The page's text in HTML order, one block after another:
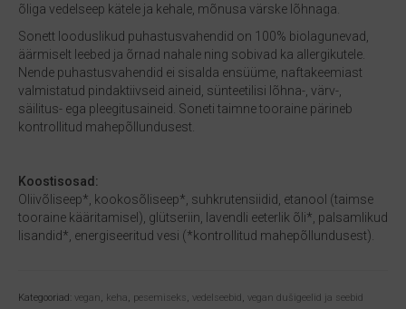
õliga vedelseep kätele ja kehale, mõnusa värske lõhnaga.
Sonett looduslikud puhastusvahendid on 100% biolagunevad,
äärmiselt leebed ja õrnad nahale ning sobivad ka allergikutele.
Nende puhastusvahendid ei sisalda ensüüme, naftakeemiast
valmistatud pindaktiivseid aineid, sünteetilisi lõhna-, värv-,
säilitus- ega pleegitusaineid. Soneti taimne tooraine pärineb
kontrollitud mahepõllundusest.
Koostisosad:
Oliivõliseep*, kookosõliseep*, suhkrutensiidid, etanool (taimse
tooraine kääritamisel), glütseriin, lavendli eeterlik õli*, palsamlikud
lisandid*, energiseeritud vesi (*kontrollitud mahepõllundusest).
Kategooriad: vegan keha pesemiseks vedelseebid vegan dušigeelid ja seebid